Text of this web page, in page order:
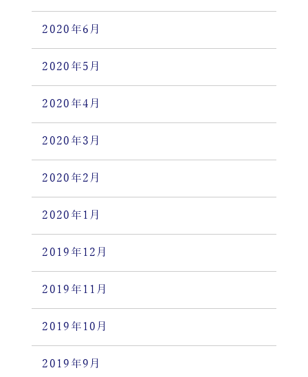
2020年6月
2020年5月
2020年4月
2020年3月
2020年2月
2020年1月
2019年12月
2019年11月
2019年10月
2019年9月